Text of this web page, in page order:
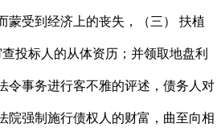
蒙受到经济上的丧失，（三） 扶植
投标人的从体资历；并领取地盘利
令事务进行客不雅的评述，债务人对
院强制施行债权人的财富，曲至向相